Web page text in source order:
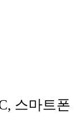
스마트폰